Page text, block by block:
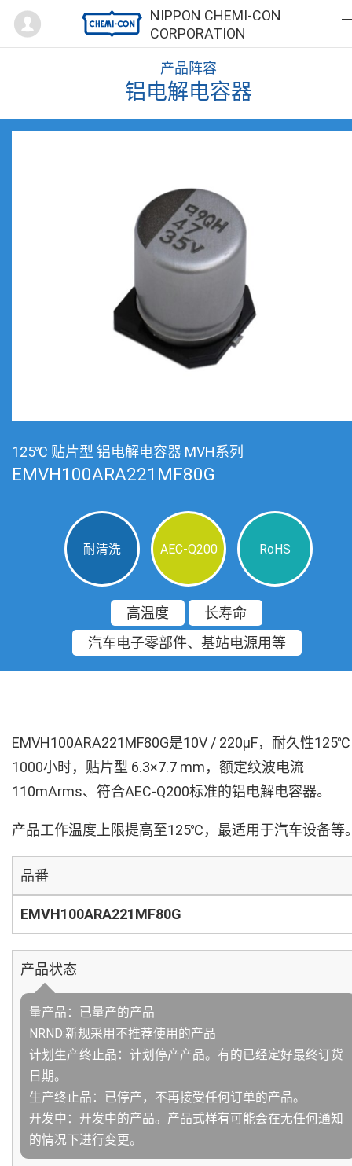
NIPPON CHEMI-CON
CORPORATION
Mypage
产品阵容
铝电解电容器
125℃ 贴片型 铝电解电容器 MVH系列
EMVH100ARA221MF80G
耐清洗 AEC-Q200 RoHS
高温度
长寿命
汽车电子零部件、基站电源用等
EMVH100ARA221MF80G是10V / 220µF，耐久性125℃
1000小时，贴片型 6.3×7.7 mm，额定纹波电流
110mArms、符合AEC-Q200标准的铝电解电容器。
产品工作温度上限提高至125℃，最适用于汽车设备等
品番
EMVH100ARA221MF80G
产品状态
量产品：已量产的产品
NRND:新规采用不推荐使用的产品
计划生产终止品：计划停产产品。有的已经定好最终订货
日期。
生产终止品：已停产，不再接受任何订单的产品。
开发中：开发中的产品。产品式样有可能会在无任何通知
的情况下进行变更。